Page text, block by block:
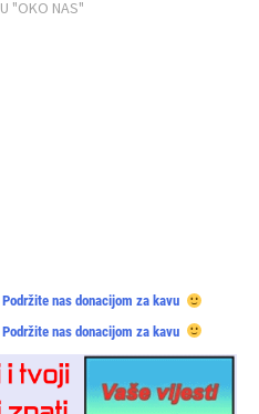
U "OKO NAS"
Podržite nas donacijom za kavu
Podržite nas donacijom za kavu